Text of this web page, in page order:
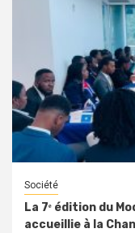
Société
La 7ᵉ édition du
accueillie à la